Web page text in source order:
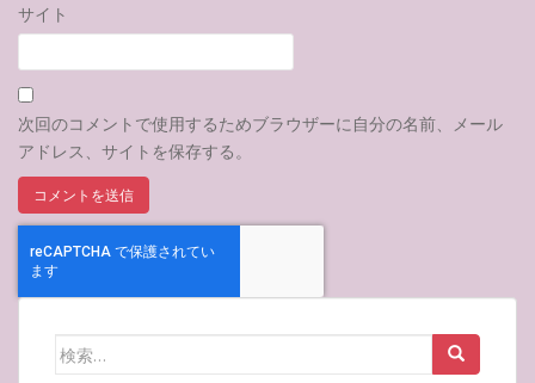
サイト
次回のコメントで使用するためブラウザーに自分の名前、メール
アドレス、サイトを保存する。
検